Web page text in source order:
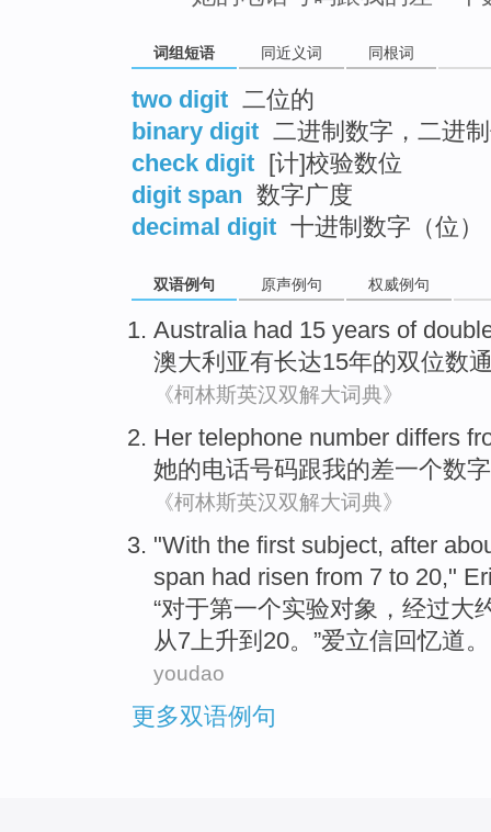
词组短语 同近义词 同根词
two digit 二位的
binary digit 二进制数字，二进
check digit [计]校验数位
digit span 数字广度
decimal digit 十进制数字（位）
双语例句 原声例句 权威例句
Australia had 15 years of
澳大利亚有长达15年的双位数
《柯林斯英汉双解大词典》
Her telephone number differs
她的电话号码跟我的差一个数
《柯林斯英汉双解大词典》
"With the first subject, after
span had risen from 7 to 20,"
“对于第一个实验对象 ， 经过大
从7 上升到 20。”爱立信回忆道。
youdao
更多双语例句